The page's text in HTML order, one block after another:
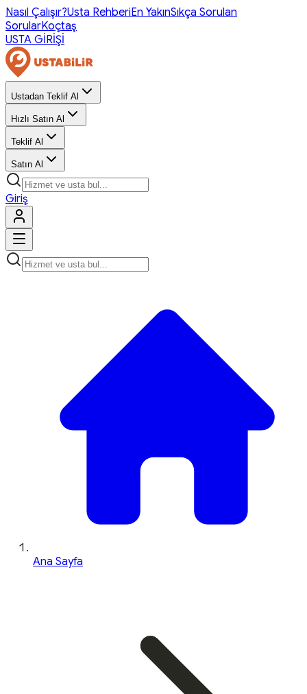
Nasıl Çalışır?Usta RehberiEn YakınSıkça Sorulan
SorularKoçtaş
USTA GİRİŞİ
Ustadan Teklif Al
Hızlı Satın Al
Teklif Al
Satın Al
Giriş
Ana Sayfa